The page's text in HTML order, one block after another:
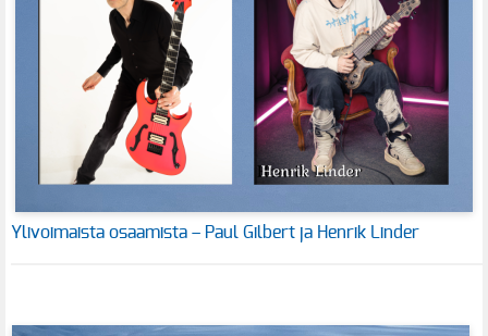
Ylivoimaista osaamista – Paul Gilbert ja Henrik Linder